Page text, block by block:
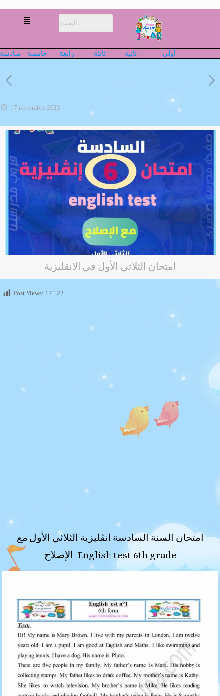
أولى ثانية ثالثة رابعة خامسة سادسة
17 novembre 2023
امتحان الثلاثي الأول في الانقليزية
Post Views: 17 122
امتحان السنة السادسة انڤليزية الثلاثي الأول مع
الإصلاح-English test 6th grade